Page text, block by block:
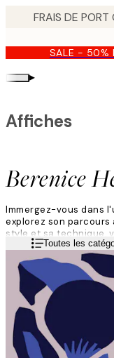
content.SALE - 50%
▸
Berenice
Affiches
Immergez-vous dans
explorez son
style et sa technique,
spectateurs. Inspirée
perfection, recourant
texturées pour un
Lire la suiteToutes les